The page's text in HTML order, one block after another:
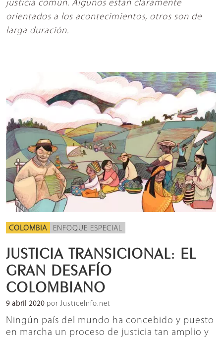
justicia común. Algunos están claramente
orientados a los acontecimientos, otros son de
larga duración.
COLOMBIA ENFOQUE ESPECIAL
JUSTICIA TRANSICIONAL: EL
GRAN DESAFÍO
COLOMBIANO
9 abril 2020 por JusticeInfo.net
Ningún país del mundo ha concebido y puesto
en marcha un proceso de justicia tan amplio y